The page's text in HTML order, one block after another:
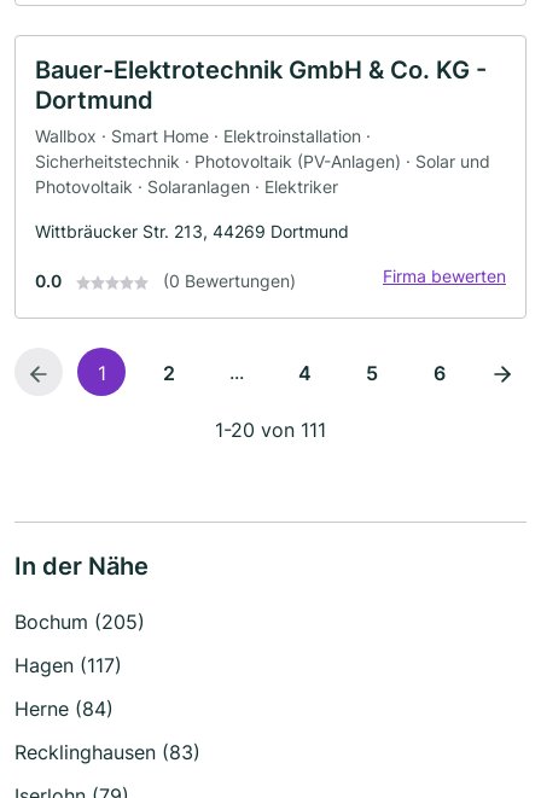
Bauer-Elektrotechnik GmbH & Co. KG -
Dortmund
Wallbox · Smart Home · Elektroinstallation ·
Sicherheitstechnik · Photovoltaik (PV-Anlagen) · Solar und
Photovoltaik · Solaranlagen · Elektriker
Wittbräucker Str. 213, 44269 Dortmund
0.0 (0 Bewertungen) Firma bewerten
1 2 ... 4 5 6
1-20 von 111
In der Nähe
Bochum (205)
Hagen (117)
Herne (84)
Recklinghausen (83)